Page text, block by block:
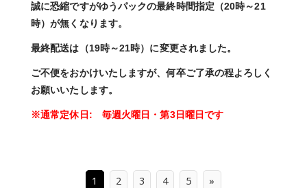
誠に恐縮ですがゆうパックの最終時間指定（20時～21
時）が無くなります。
最終配送は（19時～21時）に変更されました。
ご不便をおかけいたしますが、何卒ご了承の程よろしく
お願いいたします。
※通常定休日: 毎週火曜日・第3日曜日です
1 2 3 4 5 »